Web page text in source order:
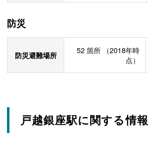
防災
防災避難場所 52 箇所
（2018年時
点）
戸越銀座駅に関する情報